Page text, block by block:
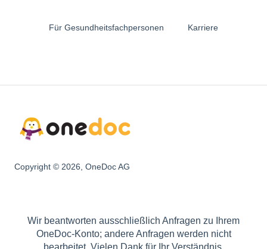
Für Gesundheitsfachpersonen Karriere
Copyright © 2026, OneDoc AG
Wir beantworten ausschließlich Anfragen zu Ihrem
OneDoc-Konto; andere Anfragen werden nicht
bearbeitet. Vielen Dank für Ihr Verständnis.